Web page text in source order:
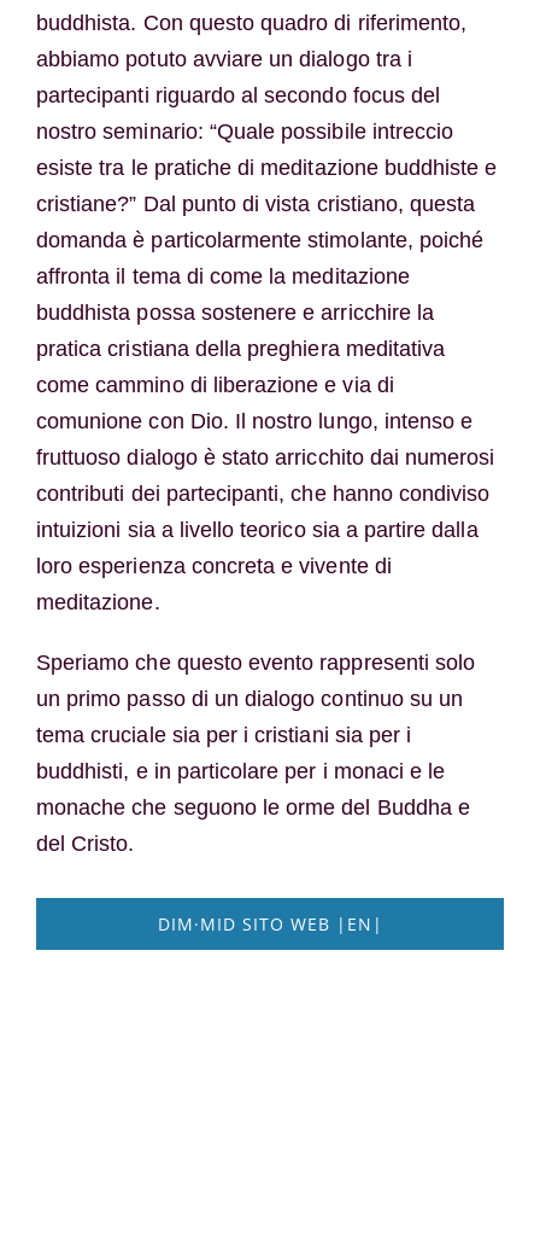
buddhista. Con questo quadro di riferimento,
abbiamo potuto avviare un dialogo tra i
partecipanti riguardo al secondo focus del
nostro seminario: “Quale possibile intreccio
esiste tra le pratiche di meditazione buddhiste e
cristiane?” Dal punto di vista cristiano, questa
domanda è particolarmente stimolante, poiché
affronta il tema di come la meditazione
buddhista possa sostenere e arricchire la
pratica cristiana della preghiera meditativa
come cammino di liberazione e via di
comunione con Dio. Il nostro lungo, intenso e
fruttuoso dialogo è stato arricchito dai numerosi
contributi dei partecipanti, che hanno condiviso
intuizioni sia a livello teorico sia a partire dalla
loro esperienza concreta e vivente di
meditazione.
Speriamo che questo evento rappresenti solo
un primo passo di un dialogo continuo su un
tema cruciale sia per i cristiani sia per i
buddhisti, e in particolare per i monaci e le
monache che seguono le orme del Buddha e
del Cristo.
DIM·MID SITO WEB |EN|